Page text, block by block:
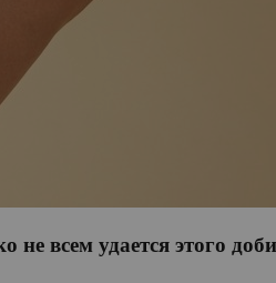
всем удается этого